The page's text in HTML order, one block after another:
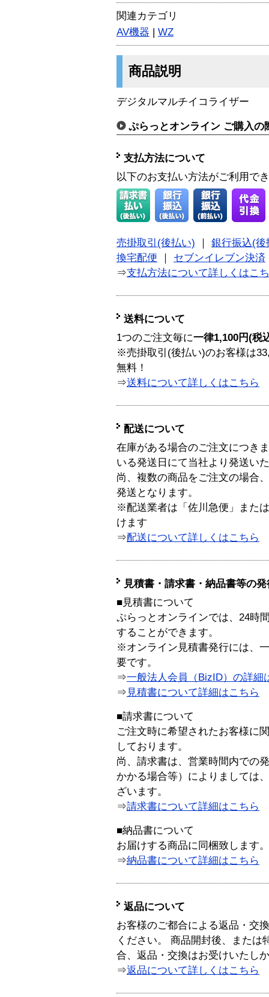
関連カテゴリ
AV機器 | WZ
商品説明
デジタルマルチイコライザー
ぷらっとオンライン ご購入の
支払方法について
以下のお支払い方法がご利用で
売掛取引(後払い)
銀行振込(後
換宅配便
セブンイレブン決済
⇒支払方法について詳しくはこ
送料について
1つのご注文毎に一律1,100円(税
※売掛取引(後払い)のお客様は
無料！
⇒送料について詳しくはこちら
配送について
在庫がある場合のご注文につき
いる発送日にて当社より発送い
尚、複数の商品をご注文の場合
発送となります。
※配送業者は「佐川急便」また
けます
⇒配送について詳しくはこちら
見積書・請求書・納品書等の
■見積書について
ぷらっとオンラインでは、24時
することができます。
※オンライン見積書発行には、
要です。
⇒一般法人会員（BizID）の詳細
⇒ 見積書について詳細はこちら
■請求書について
ご注文時に希望されたお客様に
しております。
尚、請求書は、営業時間内での
かかる場合等）によりましては
ざいます。
⇒請求書について詳細はこちら
■納品書について
お届けする商品に同梱致します。
⇒納品書について詳細はこちら
返品について
お客様のご都合による返品・交
ください。 商品開封後、または
合、返品・交換はお受けいたし
⇒返品について詳しくはこちら